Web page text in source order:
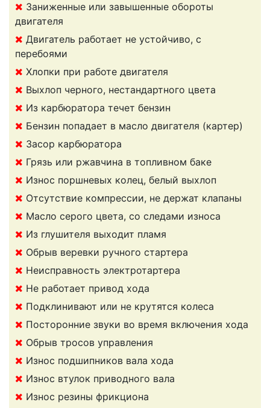
Заниженные или завышенные обороты
двигателя
Двигатель работает не устойчиво, с
перебоями
Хлопки при работе двигателя
Выхлоп черного, нестандартного цвета
Из карбюратора течет бензин
Бензин попадает в масло двигателя (картер)
Засор карбюратора
Грязь или ржавчина в топливном баке
Износ поршневых колец, белый выхлоп
Отсутствие компрессии, не держат клапаны
Масло серого цвета, со следами износа
Из глушителя выходит пламя
Обрыв веревки ручного стартера
Неисправность электротартера
Не работает привод хода
Подклинивают или не крутятся колеса
Посторонние звуки во время включения хода
Обрыв тросов управления
Износ подшипников вала хода
Износ втулок приводного вала
Износ резины фрикциона